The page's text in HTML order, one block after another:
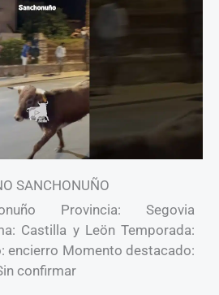
SANCHONUÑO
Provincia: Segovia
Castilla y Leön Temporada:
encierro Momento destacado:
confirmar